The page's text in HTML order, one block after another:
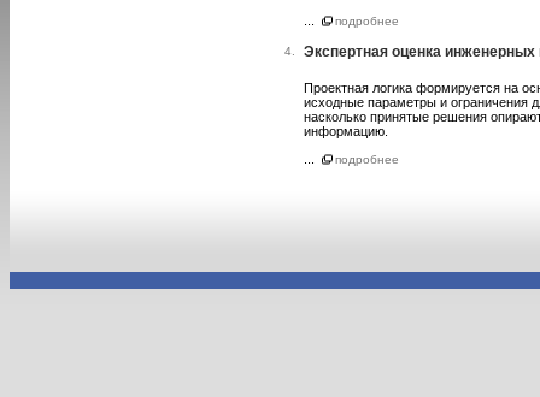
подробнее
4. Экспертная оценка инженерных
Проектная логика формируется на
исходные параметры и ограничения
насколько принятые решения
информацию.
подробнее